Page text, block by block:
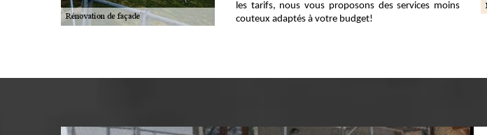
les tarifs, nous vous proposons des services moins
couteux adaptés à votre budget!